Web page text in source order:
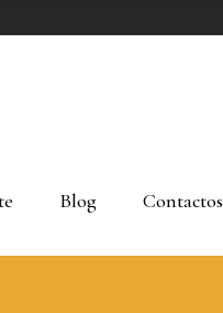
Blog Contactos